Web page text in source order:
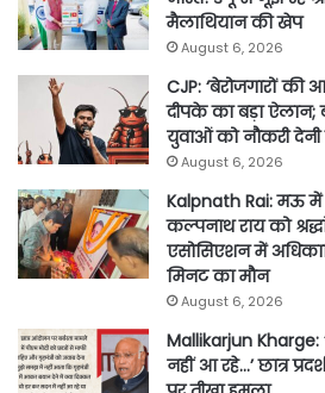
मैलाथियान की खेप
August 6, 2026
CJP: ‘बेरोजगारों की
दीपके का बड़ा
युवाओं को नौकरी देनी
August 6, 2026
Kalpnath Rai: मऊ में
कल्पनाथ राय को
एसोसिएशन में
मिनट का मौन
August 6, 2026
Mallikarjun Kharge:
नहीं आ रहे…’ छात्र